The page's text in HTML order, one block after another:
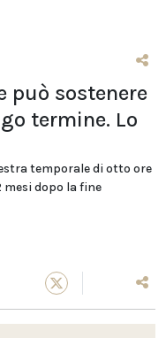
sostenere
termine. Lo
temporale di otto ore
mesi dopo la fine